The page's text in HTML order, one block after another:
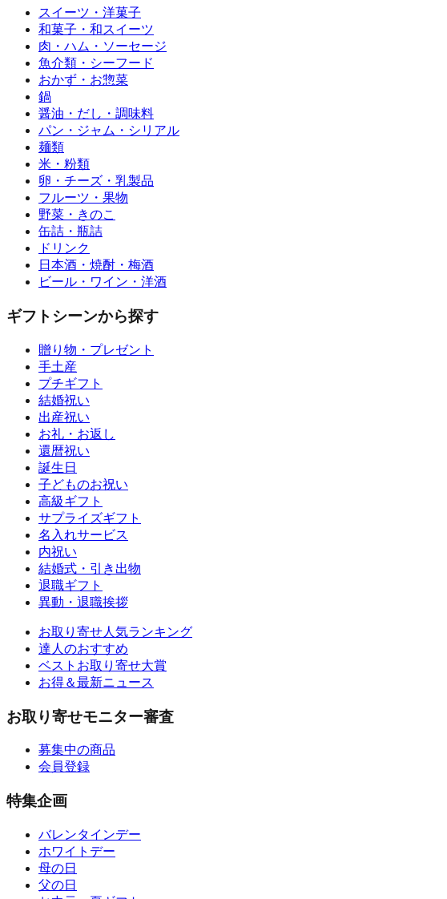
スイーツ・洋菓子
和菓子・和スイーツ
肉・ハム・ソーセージ
魚介類・シーフード
おかず・お惣菜
鍋
醤油・だし・調味料
パン・ジャム・シリアル
麺類
米・粉類
卵・チーズ・乳製品
フルーツ・果物
野菜・きのこ
缶詰・瓶詰
ドリンク
日本酒・焼酎・梅酒
ビール・ワイン・洋酒
ギフトシーンから探す
贈り物・プレゼント
手土産
プチギフト
結婚祝い
出産祝い
お礼・お返し
還暦祝い
誕生日
子どものお祝い
高級ギフト
サプライズギフト
名入れサービス
内祝い
結婚式・引き出物
退職ギフト
異動・退職挨拶
お取り寄せ人気ランキング
達人のおすすめ
ベストお取り寄せ大賞
お得＆最新ニュース
お取り寄せモニター審査
募集中の商品
会員登録
特集企画
バレンタインデー
ホワイトデー
母の日
父の日